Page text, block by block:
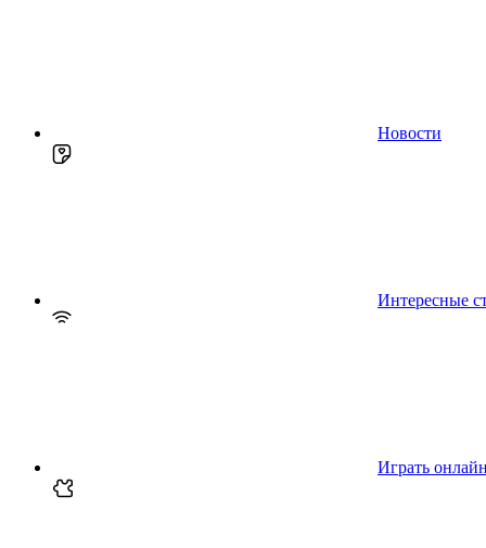
Новости
Интересные
Играть онлайн